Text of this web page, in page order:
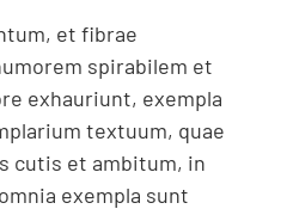
et fibrae
spirabilem et
exhauriunt, exempla
textuum, quae
cutis et ambitum, in
exempla sunt